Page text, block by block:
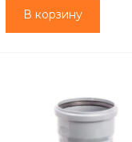
В корзину